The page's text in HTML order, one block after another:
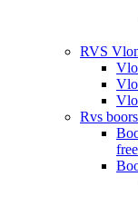
RVS
Rvs